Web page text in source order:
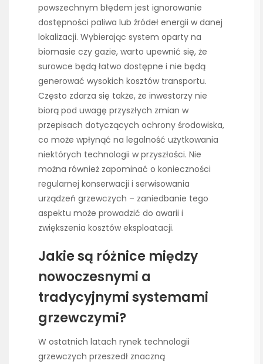
powszechnym błędem jest ignorowanie
dostępności paliwa lub źródeł energii w danej
lokalizacji. Wybierając system oparty na
biomasie czy gazie, warto upewnić się, że
surowce będą łatwo dostępne i nie będą
generować wysokich kosztów transportu.
Często zdarza się także, że inwestorzy nie
biorą pod uwagę przyszłych zmian w
przepisach dotyczących ochrony środowiska,
co może wpłynąć na legalność użytkowania
niektórych technologii w przyszłości. Nie
można również zapominać o konieczności
regularnej konserwacji i serwisowania
urządzeń grzewczych – zaniedbanie tego
aspektu może prowadzić do awarii i
zwiększenia kosztów eksploatacji.
Jakie są różnice między
nowoczesnymi a
tradycyjnymi systemami
grzewczymi?
W ostatnich latach rynek technologii
grzewczych przeszedł znaczną